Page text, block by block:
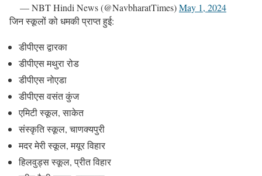
— NBT Hindi News (@NavbharatTimes)May 1, 2024
जिन स्कूलों को धमकी प्राप्त हुई:
डीपीएस द्वारका
डीपीएस मथुरा रोड
डीपीएस नोएडा
डीपीएस वसंत कुंज
एमिटी स्कूल, साकेत
संस्कृति स्कूल, चाणक्यपुरी
मदर मेरी स्कूल, मयूर विहार
हिलवुड्स स्कूल, प्रीत विहार